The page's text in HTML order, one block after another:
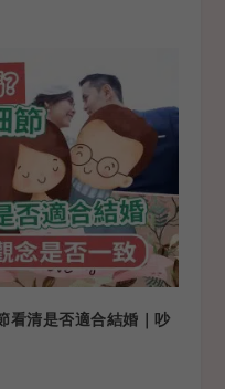
看清是否適合結婚｜吵